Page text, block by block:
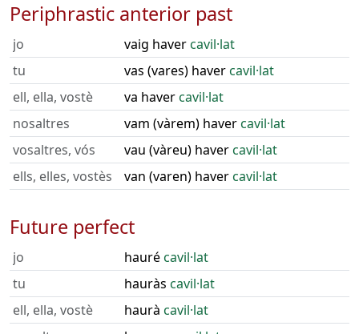
Periphrastic anterior past
jo vaig havercavil·lat
tu
vas (vares) havercavil·lat
ell, ella, vostè
va havercavil·lat
nosaltres
vam (vàrem) havercavil·lat
vosaltres, vós
vau (vàreu) havercavil·lat
ells, elles, vostès
van (varen) havercavil·lat
Future perfect
jo haurécavil·lat
tu
hauràs cavil·lat
ell, ella, vostè
haurà cavil·lat